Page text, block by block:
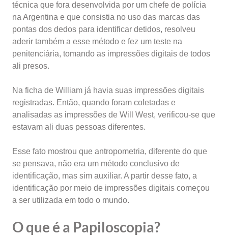
técnica que fora desenvolvida por um chefe de polícia
na Argentina e que consistia no uso das marcas das
pontas dos dedos para identificar detidos, resolveu
aderir também a esse método e fez um teste na
penitenciária, tomando as impressões digitais de todos
ali presos.
Na ficha de William já havia suas impressões digitais
registradas. Então, quando foram coletadas e
analisadas as impressões de Will West, verificou-se que
estavam ali duas pessoas diferentes.
Esse fato mostrou que antropometria, diferente do que
se pensava, não era um método conclusivo de
identificação, mas sim auxiliar. A partir desse fato, a
identificação por meio de impressões digitais começou
a ser utilizada em todo o mundo.
O que é a Papiloscopia?